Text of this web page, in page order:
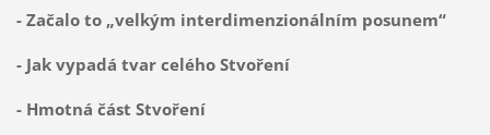
- Začalo to „velkým interdimenzionálním posunem“
- Jak vypadá tvar celého Stvoření
- Hmotná část Stvoření